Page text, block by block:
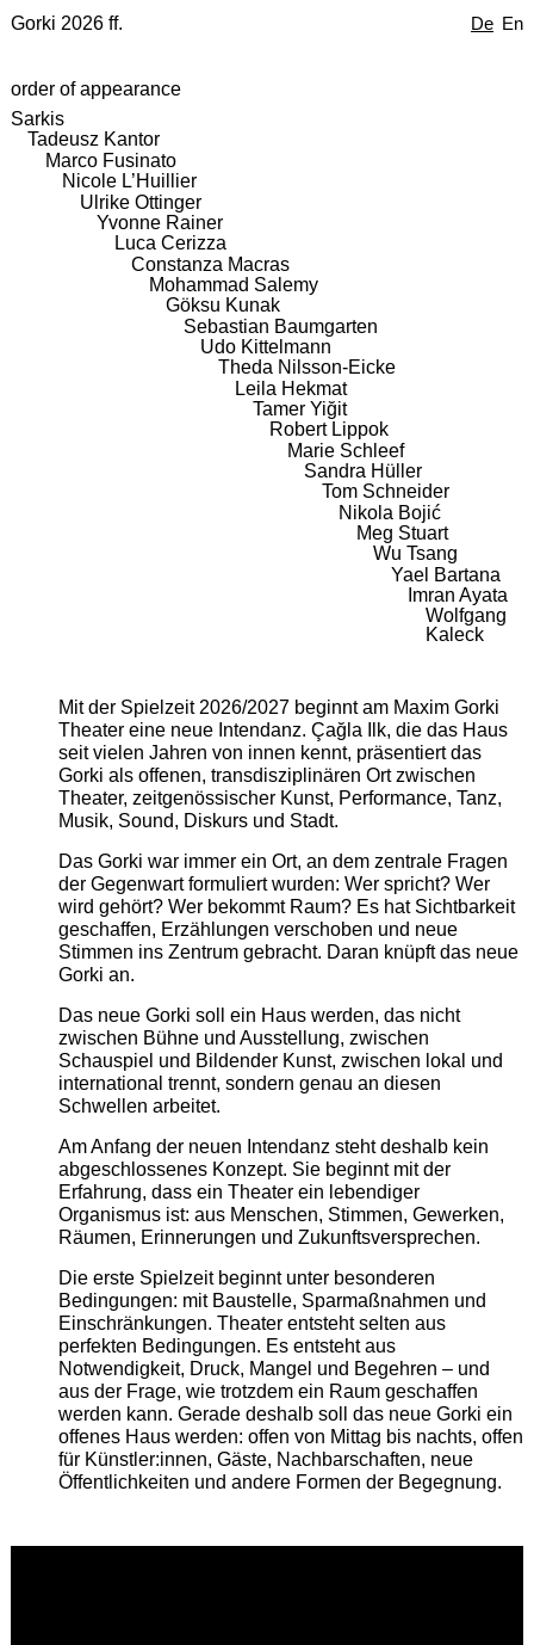
De En
Gorki 2026 ff.
order of appearance
Sarkis
Tadeusz Kantor
Marco Fusinato
Nicole L’Huillier
Ulrike Ottinger
Yvonne Rainer
Luca Cerizza
Constanza Macras
Mohammad Salemy
Göksu Kunak
Sebastian Baumgarten
Udo Kittelmann
Theda Nilsson-Eicke
Leila Hekmat
Tamer Yiğit
Robert Lippok
Marie Schleef
Sandra Hüller
Tom Schneider
Nikola Bojić
Meg Stuart
Wu Tsang
Yael Bartana
Imran Ayata
Wolfgang
Kaleck
Mit der Spielzeit 2026/2027 beginnt am Maxim Gorki
Theater eine neue Intendanz. Çağla Ilk, die das Haus
seit vielen Jahren von innen kennt, präsentiert das
Gorki als offenen, transdisziplinären Ort zwischen
Theater, zeitgenössischer Kunst, Performance, Tanz,
Musik, Sound, Diskurs und Stadt.
Das Gorki war immer ein Ort, an dem zentrale Fragen
der Gegenwart formuliert wurden: Wer spricht? Wer
wird gehört? Wer bekommt Raum? Es hat Sichtbarkeit
geschaffen, Erzählungen verschoben und neue
Stimmen ins Zentrum gebracht. Daran knüpft das neue
Gorki an.
Das neue Gorki soll ein Haus werden, das nicht
zwischen Bühne und Ausstellung, zwischen
Schauspiel und Bildender Kunst, zwischen lokal und
international trennt, sondern genau an diesen
Schwellen arbeitet.
Am Anfang der neuen Intendanz steht deshalb kein
abgeschlossenes Konzept. Sie beginnt mit der
Erfahrung, dass ein Theater ein lebendiger
Organismus ist: aus Menschen, Stimmen, Gewerken,
Räumen, Erinnerungen und Zukunftsversprechen.
Die erste Spielzeit beginnt unter besonderen
Bedingungen: mit Baustelle, Sparmaßnahmen und
Einschränkungen. Theater entsteht selten aus
perfekten Bedingungen. Es entsteht aus
Notwendigkeit, Druck, Mangel und Begehren – und
aus der Frage, wie trotzdem ein Raum geschaffen
werden kann. Gerade deshalb soll das neue Gorki ein
offenes Haus werden: offen von Mittag bis nachts, offen
für Künstler:innen, Gäste, Nachbarschaften, neue
Öffentlichkeiten und andere Formen der Begegnung.